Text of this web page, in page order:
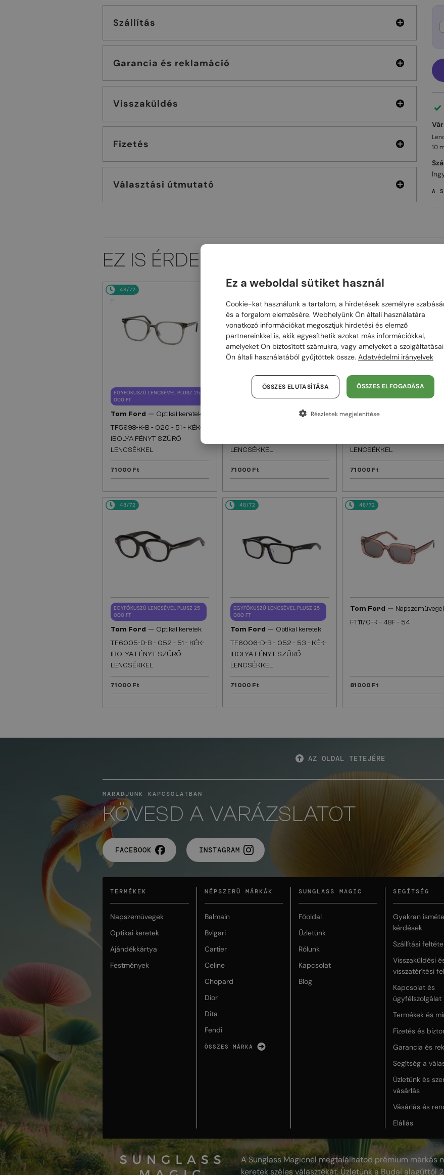
Szállítás
Garancia és reklamáció
Visszaküldés
Fizetés
Választási útmutató
10
A
EZ IS ÉRDEKELHET
48/72
EGYFÓKUSZÚ LENCSÉVEL PLUSZ 25
000 FT
Tom Ford — Optikai keretek
TF5998-K-B - 020 - 51 - KÉK-
IBOLYA FÉNYT SZŰRŐ
LENCSÉKKEL
71 000 Ft
48/72
EGYFÓKUSZÚ LENCSÉVEL PLUSZ 25
Optikai keretek
LENCSÉKKEL
71 000 Ft
48/72
EGYFÓKUSZÚ LENCSÉVEL PLUSZ 25
000 FT
Tom Ford
LENCSÉKKEL
71 000 Ft
48/72
EGYFÓKUSZÚ LENCSÉVEL PLUSZ 25
000 FT
Tom Ford — Optikai keretek
TF6005-D-B - 052 - 51 - KÉK-
IBOLYA FÉNYT SZŰRŐ
LENCSÉKKEL
71 000 Ft
48/72
EGYFÓKUSZÚ LENCSÉVEL PLUSZ 25
000 FT
Tom Ford — Optikai keretek
TF6006-D-B - 052 - 53 - KÉK-
IBOLYA FÉNYT SZŰRŐ
LENCSÉKKEL
71 000 Ft
48/72
Tom Ford —
FT1170-K - 48F - 54
81 000 Ft
AZ OLDAL TETEJÉRE
MARADJUNK KAPCSOLATBAN
KÖVESD A VARÁZSLATOT
FACEBOOK INSTAGRAM
TERMÉKEK
Napszemüvegek
Optikai keretek
Ajándékkártya
Festmények
NÉPSZERŰ MÁRKÁK
Balmain
Bvlgari
Cartier
Celine
Chopard
Dior
Dita
Fendi
ÖSSZES MÁRKA
SUNGLASS MAGIC
Főoldal
Üzletünk
Rólunk
Kapcsolat
Blog
SEGÍTSÉG
Gyakran
kérdések
Szállítási
Visszaküldési
visszatérítési
Kapcsolat és
ügyfélszolgálat
Termékek és
Fizetés és
Garancia és
Segítség a
Üzletünk és
vásárlás
Vásárlás és
Elállás
A Sunglass Magicnél megtalálhatod prémium márkás
keretek széles választékát. Üzletünk a Budai alagúttól
Ez a weboldal sütiket használ
Cookie-kat használunk a tartalom, a hirdetések személyre
és a forgalom elemzésére. Webhelyünk Ön általi használatára
vonatkozó információkat megosztjuk hirdetési és elemző
partnereinkkel is, akik egyesíthetik azokat más információkkal,
amelyeket Ön biztosított számukra, vagy amelyeket a
Ön általi használatából gyűjtöttek össze. Adatvédelmi irányelvek
ÖSSZES ELFOGADÁSA
ÖSSZES ELUTASÍTÁSA
Részletek megjelenítése